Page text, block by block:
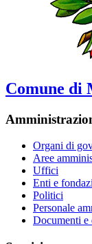
Comune di
Organi di
Aree
Uffici
Enti e
Politici
Personale
Documenti e